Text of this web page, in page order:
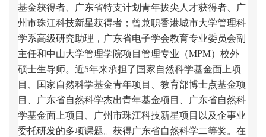
基金获得者、广东省特支计划青年拔尖人才获得者、广
州市珠江科技新星获得者；曾兼职香港城市大学管理科
学系高级研究助理，广东省电子学会教育专业委员会副
主任和中山大学管理学院项目管理专业（MPM）校外
硕士生导师。近5年来承担了国家自然科学基金面上项
目、国家自然科学基金青年项目、教育部博士点基金项
目、广东省自然科学杰出青年基金项目、广东省自然科
学基金面上项目、广州市珠江科技新星项目以及企事业
委托研发的多项课题。获得广东省自然科学二等奖。在